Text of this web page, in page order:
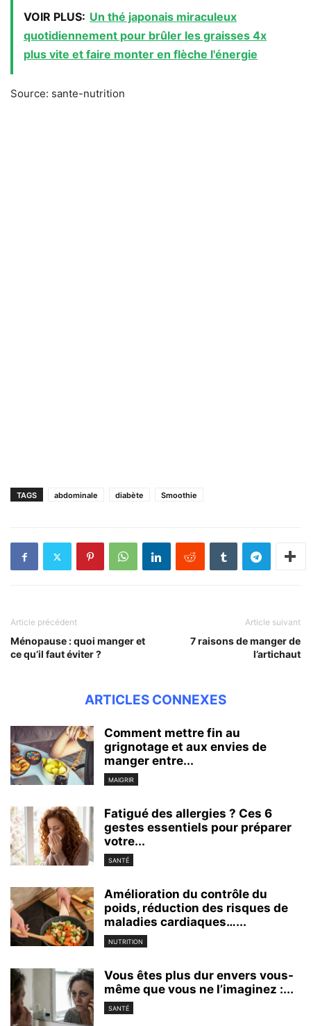
VOIR PLUS: Un thé japonais miraculeux
quotidiennement pour brûler les graisses 4x
plus vite et faire monter en flèche l'énergie
Source: sante-nutrition
TAGS abdominale diabète Smoothie
Article précédent
Ménopause : quoi manger et
ce qu’il faut éviter ?
Article suivant
7 raisons de manger de
l’artichaut
ARTICLES CONNEXES
Comment mettre fin au
grignotage et aux envies de
manger entre...
MAIGRIR
Fatigué des allergies ? Ces 6
gestes essentiels pour préparer
votre...
SANTÉ
Amélioration du contrôle du
poids, réduction des risques de
maladies cardiaques…...
NUTRITION
Vous êtes plus dur envers vous-
même que vous ne l’imaginez :...
SANTÉ